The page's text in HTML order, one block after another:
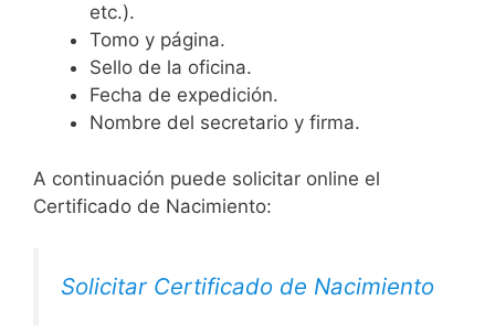
etc.).
Tomo y página.
Sello de la oficina.
Fecha de expedición.
Nombre del secretario y firma.
A continuación puede solicitar online el
Certificado de Nacimiento:
Solicitar Certificado de Nacimiento